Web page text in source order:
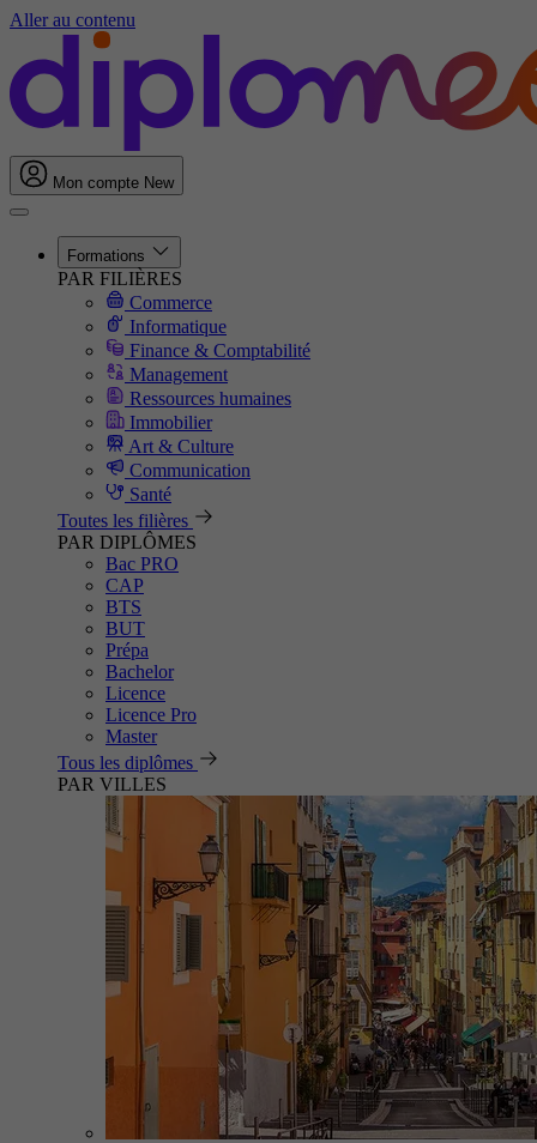
Aller au contenu
Mon compte New
Formations
PAR FILIÈRES
Commerce
Informatique
Finance & Comptabilité
Management
Ressources humaines
Immobilier
Art & Culture
Communication
Santé
Toutes les filières
PAR DIPLÔMES
Bac PRO
CAP
BTS
BUT
Prépa
Bachelor
Licence
Licence Pro
Master
Tous les diplômes
PAR VILLES